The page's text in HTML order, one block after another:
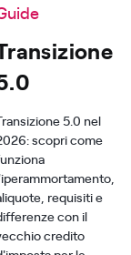
5.0 nel
scopri come
requisiti e
con il
credito